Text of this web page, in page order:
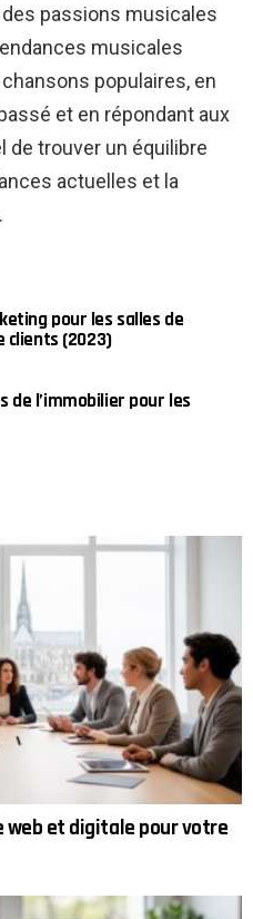
des passions musicales
musicales
populaires, en
et en répondant aux
de trouver un équilibre
actuelles et la
pour les salles de
clients (2023)
de l’immobilier pour les
web et digitale pour votre